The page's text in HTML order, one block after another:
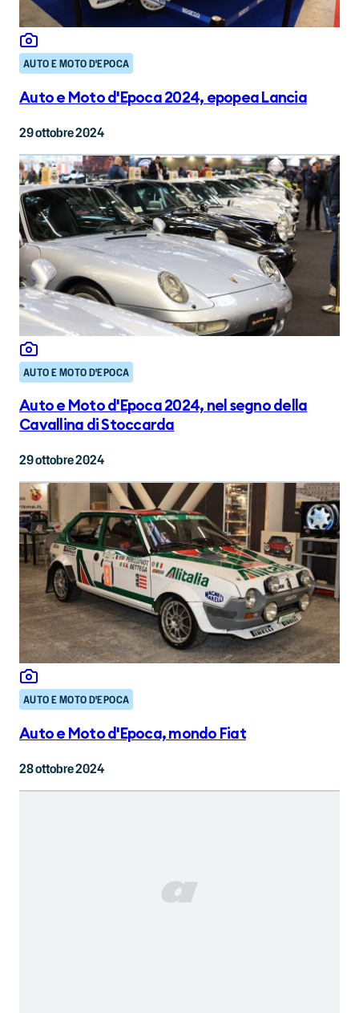
AUTO E MOTO D'EPOCA
Auto e Moto d'Epoca 2024, epopea Lancia
29 ottobre 2024
AUTO E MOTO D'EPOCA
Auto e Moto d'Epoca 2024, nel segno della
Cavallina di Stoccarda
29 ottobre 2024
AUTO E MOTO D'EPOCA
Auto e Moto d'Epoca, mondo Fiat
28 ottobre 2024